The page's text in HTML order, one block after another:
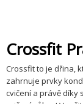
Crossfit
Crossfit to je dřina,
zahrnuje prvky
cvičení a právě díky